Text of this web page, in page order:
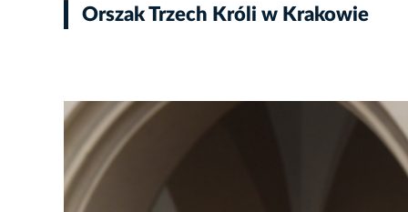
Orszak Trzech Króli w Krakowie